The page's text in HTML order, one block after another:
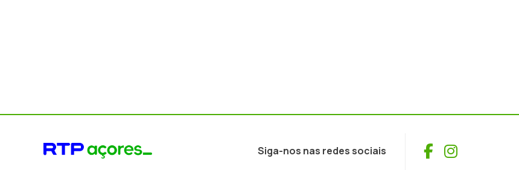
Siga-nos nas redes sociais Facebook
Instagram